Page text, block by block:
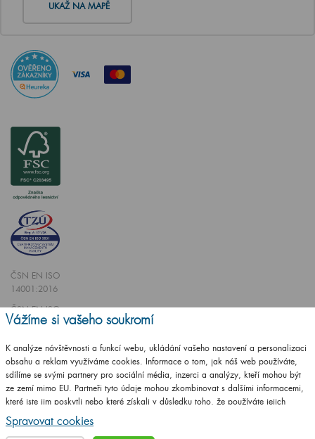
UKAŽ NA MAPĚ
ČSN EN ISO
14001:2016
ČSN EN ISO
9001:2016
Vytvořilo studioCZECHGROUP.cz
Vážíme si vašeho soukromí
K analýze návštěvnosti a funkcí webu, ukládání vašeho nastavení a personalizaci
obsahu a reklam využíváme cookies. Informace o tom, jak náš web používáte,
sdílíme se svými partnery pro sociální média, inzerci a analýzy, kteří mohou být
ze zemí mimo EU. Partneři tyto údaje mohou zkombinovat s dalšími informacemi,
které jste jim poskytli nebo které získali v důsledku toho, že používáte jejich
služby.
Podrobné informace
Spravovat cookies